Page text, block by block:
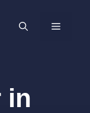
MENÜ
in